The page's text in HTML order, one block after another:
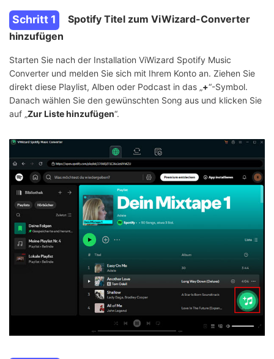
Schritt 1
Spotify Titel zum ViWizard-Converter
hinzufügen
Starten Sie nach der Installation ViWizard Spotify Music
Converter und melden Sie sich mit Ihrem Konto an. Ziehen Sie
direkt diese Playlist, Alben oder Podcast in das „+“-Symbol.
Danach wählen Sie den gewünschten Song aus und klicken Sie
auf „Zur Liste hinzufügen“.